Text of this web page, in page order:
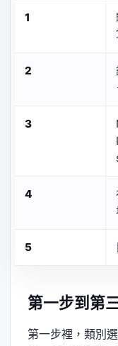
1
2
3
4
5
第一步到第
第一步裡，類別